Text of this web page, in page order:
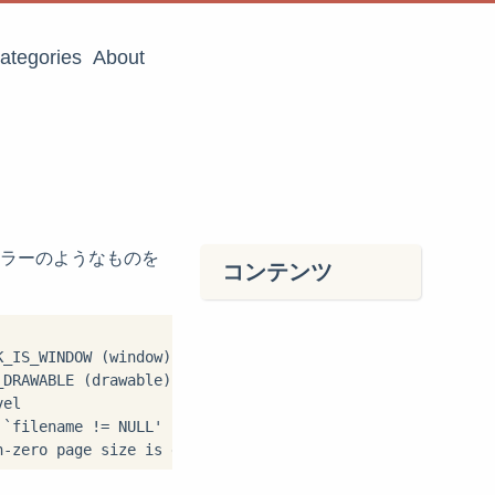
About
コンテンツ
ーのようなものを
(window)' failed
(drawable)' failed
!= NULL' failed